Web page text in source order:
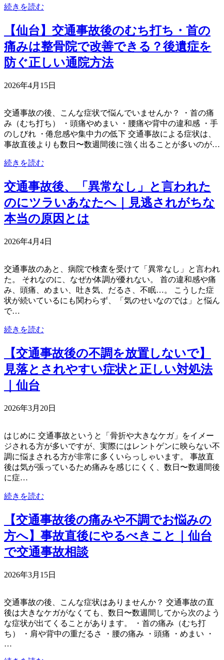
続きを読む
【仙台】交通事故後のむち打ち・首の
痛みは整骨院で改善できる？後遺症を
防ぐ正しい通院方法
2026年4月15日
交通事故の後、こんな症状で悩んでいませんか？ ・首の痛
み（むち打ち） ・頭痛やめまい ・腰痛や背中の違和感 ・手
のしびれ ・倦怠感や集中力の低下 交通事故による症状は、
事故直後よりも数日〜数週間後に強く出ることが多いのが…
続きを読む
交通事故後、「異常なし」と言われた
のにツラいあなたへ｜見逃されがちな
本当の原因とは
2026年4月4日
交通事故のあと、病院で検査を受けて「異常なし」と言われ
た。 それなのに、なぜか体調が優れない。 首の違和感や痛
み、頭痛、めまい、吐き気、だるさ、不眠…。 こうした症
状が続いているにも関わらず、「気のせいなのでは」と悩ん
で…
続きを読む
【交通事故後の不調を放置しないで】
見落とされやすい症状と正しい対処法
｜仙台
2026年3月20日
はじめに 交通事故というと「骨折や大きなケガ」をイメー
ジされる方が多いですが、実際にはレントゲンに映らない不
調に悩まされる方が非常に多くいらっしゃいます。 事故直
後は気が張っているため痛みを感じにくく、数日〜数週間後
に症…
続きを読む
【交通事故後の痛みや不調でお悩みの
方へ】事故直後にやるべきこと｜仙台
で交通事故相談
2026年3月15日
交通事故の後、こんな症状はありませんか？ 交通事故の直
後は大きなケガがなくても、数日〜数週間してから次のよう
な症状が出てくることがあります。 ・首の痛み（むち打
ち） ・肩や背中の重だるさ ・腰の痛み ・頭痛 ・めまい ・
…